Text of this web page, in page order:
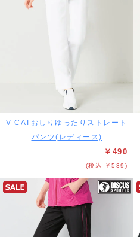
V-CATおしりゆったりストレート
パンツ(レディース)
￥490
(税込 ￥539)